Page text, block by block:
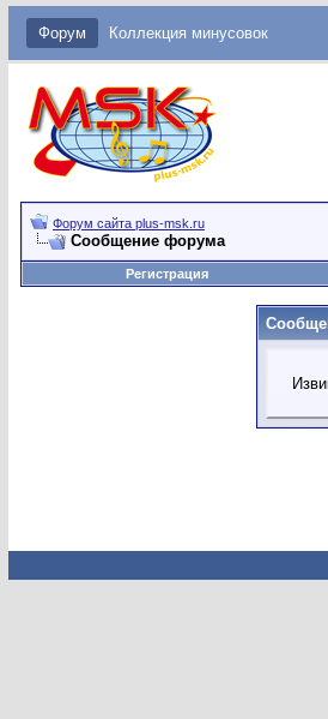
Форум Коллекция минусовок
Форум сайта plus-msk.ru
Сообщение форума
Регистрация